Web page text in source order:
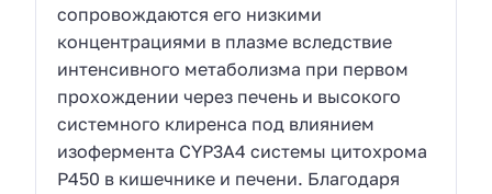
сопровождаются его низкими
концентрациями в плазме вследствие
интенсивного метаболизма при первом
прохождении через печень и высокого
системного клиренса под влиянием
изофермента CYP3A4 системы цитохрома
Р450 в кишечнике и печени. Благодаря